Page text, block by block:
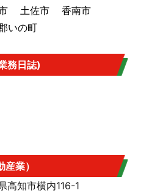
土佐市
香南市
いの町
務日誌)
業）
高知市横内116-1